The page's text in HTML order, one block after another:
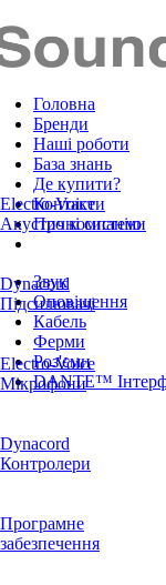
Головна
Бренди
Наші роботи
База знань
Де купити?
Контакти
Про компанію
Звук
Оповіщення
Кабель
Ферми
Роз'єми
DANTE™
Electro-Voice
Акустичні системи
Dynacord
Підсилювачі
Electro-Voice
Мікрофони
Dynacord
Контролери
Програмне
забезпечення